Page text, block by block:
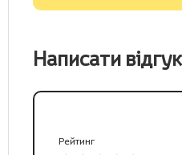
Написати відгук
Рейтинг